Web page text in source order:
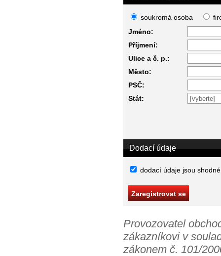
soukromá osoba
Jméno:
Příjmení:
Ulice a č. p.:
Město:
PSČ:
Stát:
Dodací údaje
dodací údaje jsou
Provozovatel
zákazníkovi v
zákonem č. 101/